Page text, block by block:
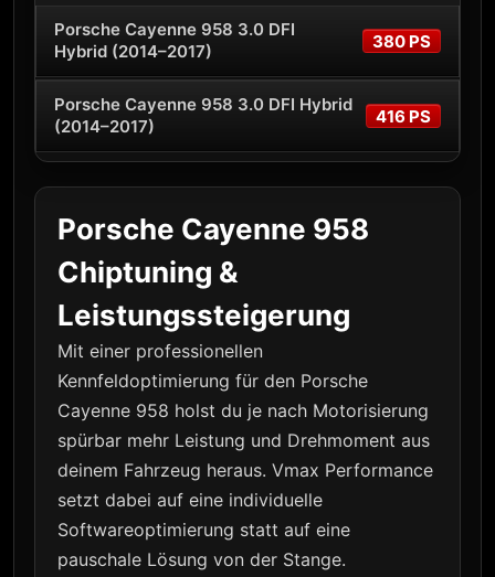
Porsche Cayenne 958 3.0 DFI
Hybrid (2014–2017)
380 PS
Porsche Cayenne 958 3.0 DFI Hybrid
(2014–2017)
416 PS
Porsche Cayenne 958
Chiptuning &
Leistungssteigerung
Mit einer professionellen
Kennfeldoptimierung für den Porsche
Cayenne 958 holst du je nach Motorisierung
spürbar mehr Leistung und Drehmoment aus
deinem Fahrzeug heraus. Vmax Performance
setzt dabei auf eine individuelle
Softwareoptimierung statt auf eine
pauschale Lösung von der Stange.